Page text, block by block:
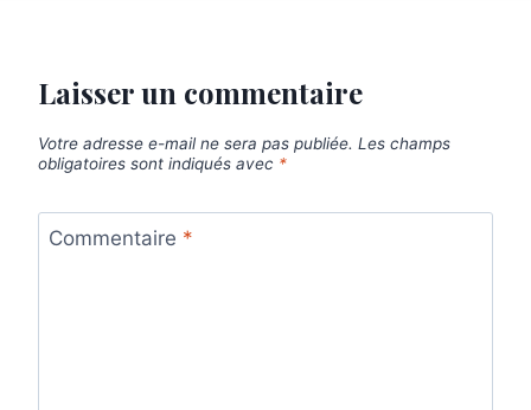
Laisser un commentaire
Votre adresse e-mail ne sera pas publiée. Les champs
obligatoires sont indiqués avec *
Commentaire *